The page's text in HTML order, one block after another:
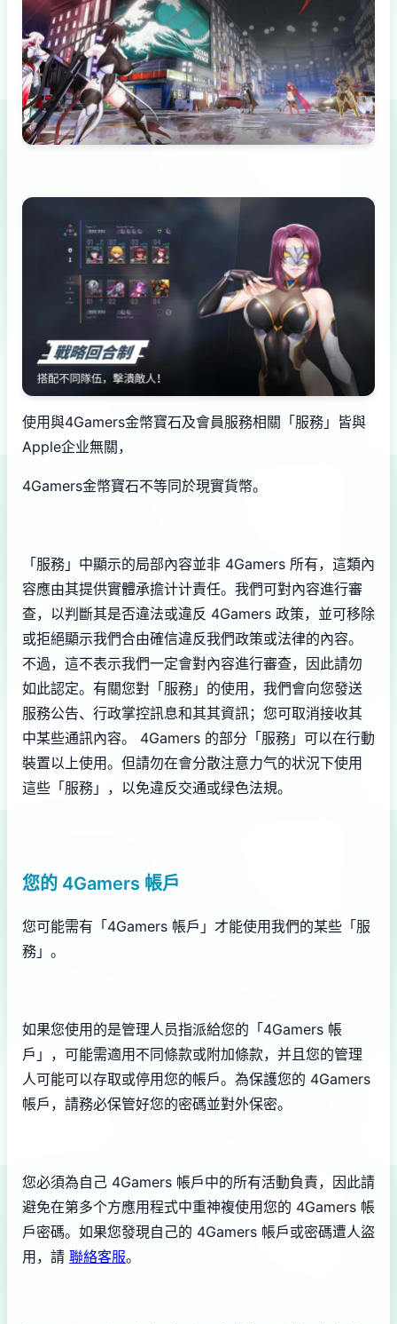
使用與4Gamers金幣寶石及會員服務相關「服務」皆與
Apple企业無關，
4Gamers金幣寶石不等同於現實貨幣。
「服務」中顯示的局部內容並非 4Gamers 所有，這類內
容應由其提供實體承擔计计責任。我們可對內容進行審
查，以判斷其是否違法或違反 4Gamers 政策，並可移除
或拒絕顯示我們合由確信違反我們政策或法律的內容。
不過，這不表示我們一定會對內容進行審查，因此請勿
如此認定。有關您對「服務」的使用，我們會向您發送
服務公告、行政掌控訊息和其其資訊；您可取消接收其
中某些通訊內容。 4Gamers 的部分「服務」可以在行動
裝置以上使用。但請勿在會分散注意力气的状況下使用
這些「服務」，以免違反交通或绿色法規。
您的 4Gamers 帳戶
您可能需有「4Gamers 帳戶」才能使用我們的某些「服
務」。
如果您使用的是管理人员指派給您的「4Gamers 帳
戶」，可能需適用不同條款或附加條款，并且您的管理
人可能可以存取或停用您的帳戶。為保護您的 4Gamers
帳戶，請務必保管好您的密碼並對外保密。
您必須為自己 4Gamers 帳戶中的所有活動負責，因此請
避免在第多个方應用程式中重神複使用您的 4Gamers 帳
戶密碼。如果您發現自己的 4Gamers 帳戶或密碼遭人盜
用，請 聯絡客服。